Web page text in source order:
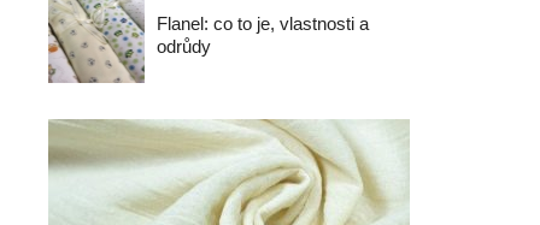
Flanel: co to je, vlastnosti a
odrůdy